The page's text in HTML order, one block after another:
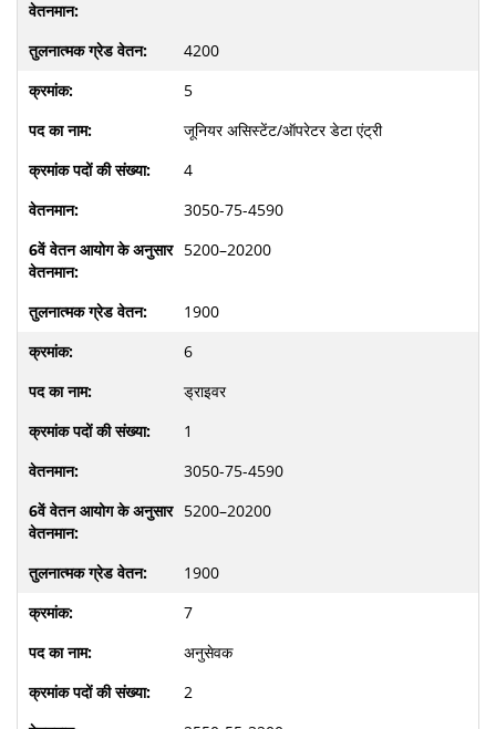
4200
5
जूनियर असिस्टेंट/ऑपरेटर डेटा एंट्री
4
3050-75-4590
5200–20200
1900
6
ड्राइवर
1
3050-75-4590
5200–20200
1900
7
अनुसेवक
2